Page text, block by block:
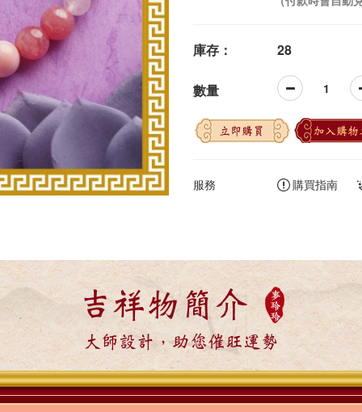
庫存： 28
數量
立即購買 加入購物
服務 購買指南
吉祥物簡介
大師設計，助您催旺運勢